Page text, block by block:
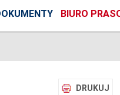
BIURO
DRUKUJ